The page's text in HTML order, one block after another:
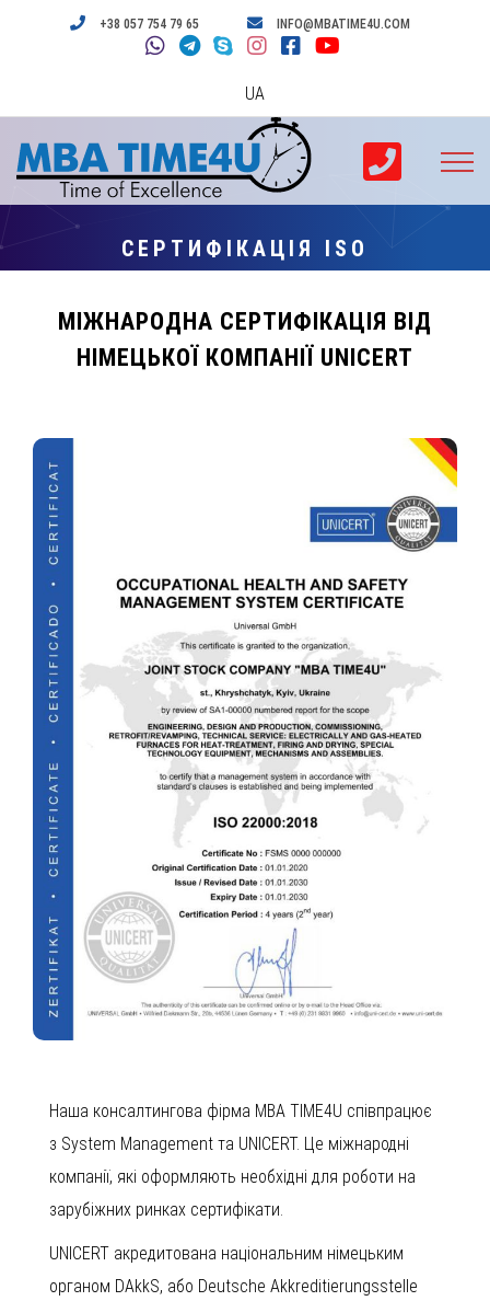
+38 057 754 79 65 INFO@MBATIME4U.COM
UA
СЕРТИФІКАЦІЯ ISO
МІЖНАРОДНА СЕРТИФІКАЦІЯ ВІД
НІМЕЦЬКОЇ КОМПАНІЇ UNICERT
Наша консалтингова фірма MBA TIME4U співпрацює
з System Management та UNICERT. Це міжнародні
компанії, які оформляють необхідні для роботи на
зарубіжних ринках сертифікати.
UNICERT акредитована національним німецьким
органом DAkkS, або Deutsche Akkreditierungsstelle